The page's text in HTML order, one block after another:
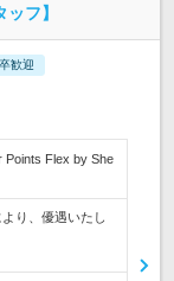
フ】
歓迎
Points Flex by She
り、優遇いたし